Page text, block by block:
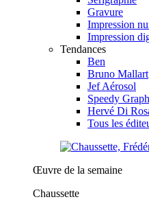
Gravure
Impression
Impression
Tendances
Ben
Bruno Mallart
Jef Aérosol
Speedy
Hervé Di
Tous les
Œuvre de la semaine
Chaussette